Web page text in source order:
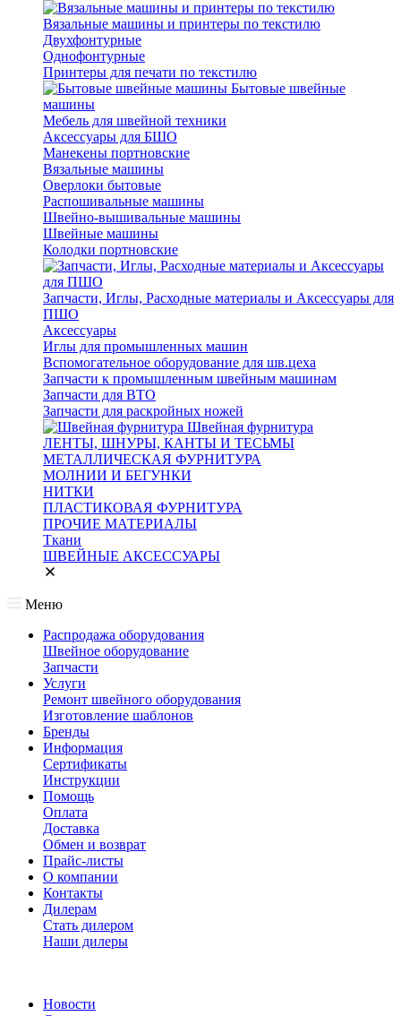
Вязальные машины и принтеры по текстилю
Двухфонтурные
Однофонтурные
Принтеры для печати по текстилю
Бытовые швейные
машины
Мебель для швейной техники
Аксессуары для БШО
Манекены портновские
Вязальные машины
Оверлоки бытовые
Распошивальные машины
Швейно-вышивальные машины
Швейные машины
Колодки портновские
Запчасти, Иглы, Расходные материалы и Аксессуары для
ПШО
Аксессуары
Иглы для промышленных машин
Вспомогательное оборудование для шв.цеха
Запчасти к промышленным швейным машинам
Запчасти для ВТО
Запчасти для раскройных ножей
Швейная фурнитура
ЛЕНТЫ, ШНУРЫ, КАНТЫ И ТЕСЬМЫ
МЕТАЛЛИЧЕСКАЯ ФУРНИТУРА
МОЛНИИ И БЕГУНКИ
НИТКИ
ПЛАСТИКОВАЯ ФУРНИТУРА
ПРОЧИЕ МАТЕРИАЛЫ
Ткани
ШВЕЙНЫЕ АКСЕССУАРЫ
Меню
Распродажа оборудования
Швейное оборудование
Запчасти
Услуги
Ремонт швейного оборудования
Изготовление шаблонов
Бренды
Информация
Сертификаты
Инструкции
Помощь
Оплата
Доставка
Обмен и возврат
Прайс-листы
О компании
Контакты
Дилерам
Стать дилером
Наши дилеры
Новости